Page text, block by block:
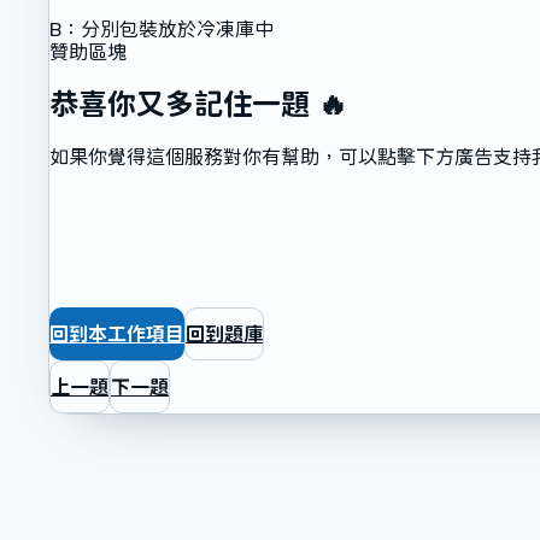
B ： 分別包裝放於冷凍庫中
贊助區塊
恭喜你又多記住一題 🔥
如果你覺得這個服務對你有幫助，可以點擊下方廣告支持
回到本工作項目 回到題庫
上一題下一題